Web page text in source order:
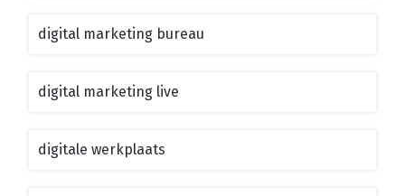
digital marketing bureau
digital marketing live
digitale werkplaats